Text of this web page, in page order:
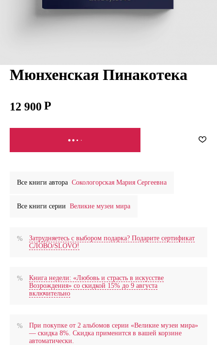
Мюнхенская Пинакотека
12 900
СООБЩИТЬ О ПОСТУПЛЕНИИ
Все книги автора Сокологорская Мария Сергеевна
Все книги серии Великие музеи мира
Затрудняетесь с выбором подарка? Подарите сертификат
СЛОВО/SLOVO!
Книга недели: «Любовь и страсть в искусстве
Возрождения» со скидкой 15% до 9 августа
включительно
При покупке от 2 альбомов серии «Великие музеи мира»
— скидка 8%. Скидка применится в вашей корзине
автоматически.